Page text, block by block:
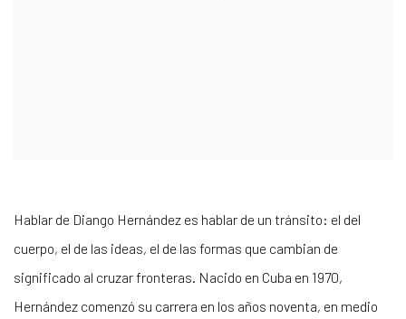
Hablar de Diango Hernández es hablar de un tránsito: el del
cuerpo, el de las ideas, el de las formas que cambian de
significado al cruzar fronteras. Nacido en Cuba en 1970,
Hernández comenzó su carrera en los años noventa, en medio